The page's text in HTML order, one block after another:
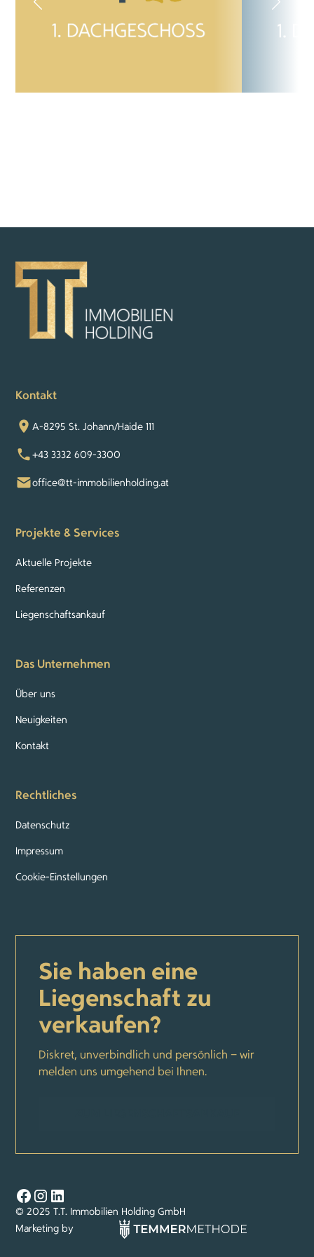
Kontakt
A-8295 St. Johann/Haide 111
+43 3332 609-3300
office@tt-immobilienholding.at
Projekte & Services
Aktuelle Projekte
Referenzen
Liegenschaftsankauf
Das Unternehmen
Über uns
Neuigkeiten
Kontakt
Rechtliches
Datenschutz
Impressum
Cookie-Einstellungen
Sie haben eine
Liegenschaft zu
verkaufen?
Diskret, unverbindlich und persönlich – wir
melden uns umgehend bei Ihnen.
© 2025 T.T. Immobilien Holding GmbH
Marketing by